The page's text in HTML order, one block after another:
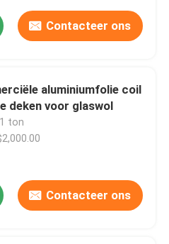
Contacteer ons
aluminiumfolie coil
deken voor glaswol
ton
Contacteer ons